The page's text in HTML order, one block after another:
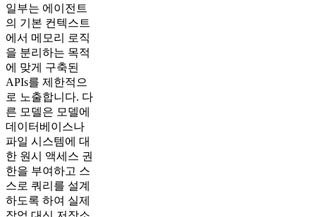
일부는 에이전트
의 기본 컨텍스트
에서 메모리 로직
을 분리하는 목적
에 맞게 구축된
APIs를 제한적으
로 노출합니다. 다
른 모델은 모델에
데이터베이스나
파일 시스템에 대
한 원시 액세스 권
한을 부여하고 스
스로 쿼리를 설계
하도록 하여 실제